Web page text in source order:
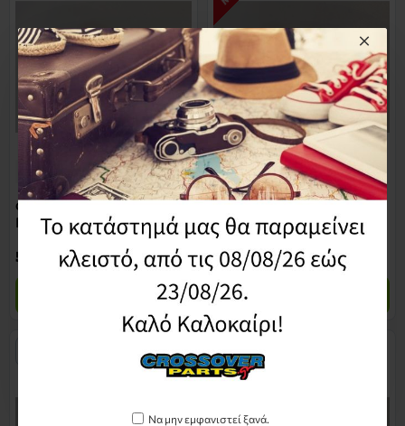
Να μην εμφανιστεί ξανά.
59312-0643RR
Φουσκα Πειρου Δαγκανας
Πισω Μικρη
5,90€
Καλάθι
59312-7220RR
Πισω Μικρη
5,37€